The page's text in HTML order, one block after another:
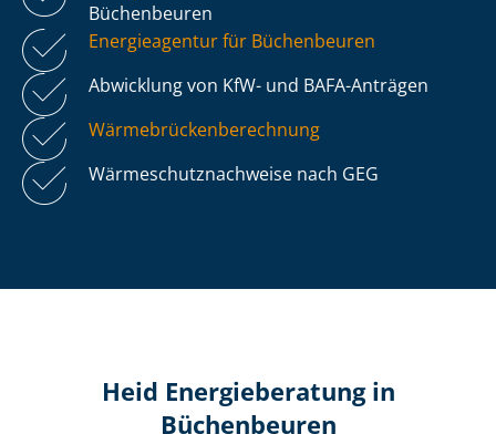
Büchenbeuren
Energieagentur für Büchenbeuren
Abwicklung von KfW- und BAFA-Anträgen
Wär­me­brü­cken­be­rech­nung
Wär­me­schutz­nach­wei­se nach GEG
Heid Energieberatung in
Büchenbeuren